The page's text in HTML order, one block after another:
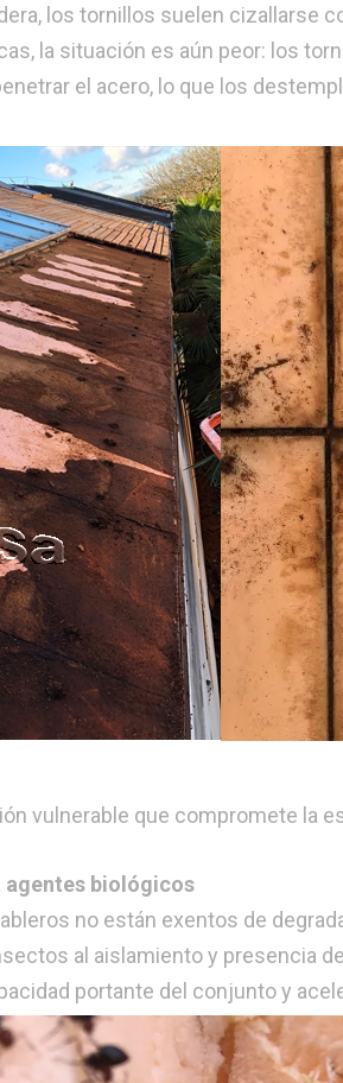
los tornillos suelen cizallarse
la situación es aún peor: los
el acero, lo que los
vulnerable que compromete la
biológicos
no están exentos de
al aislamiento y presencia
portante del conjunto y